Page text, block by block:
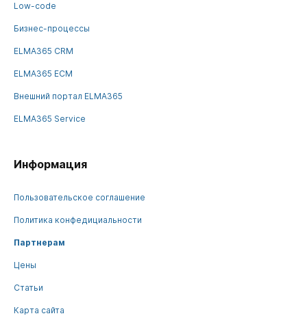
Low-code
Бизнес-процессы
ELMA365 CRM
ELMA365 ECM
Внешний портал ELMA365
ELMA365 Service
Информация
Пользовательское соглашение
Политика конфедициальности
Партнерам
Цены
Статьи
Карта сайта